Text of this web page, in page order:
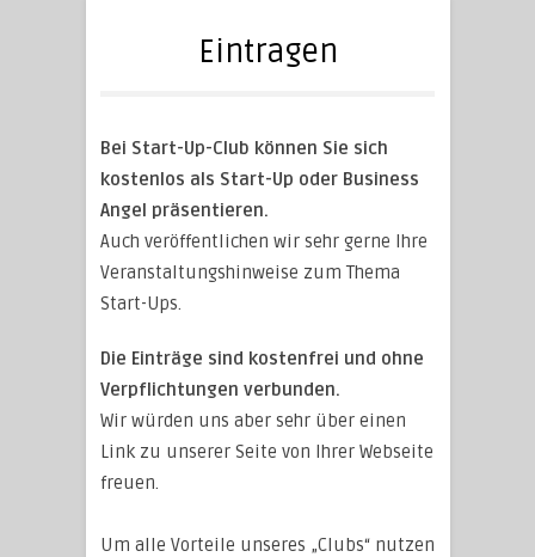
Eintragen
Bei Start-Up-Club können Sie sich
kostenlos als Start-Up oder Business
Angel präsentieren.
Auch veröffentlichen wir sehr gerne Ihre
Veranstaltungshinweise zum Thema
Start-Ups.
Die Einträge sind kostenfrei und ohne
Verpflichtungen verbunden.
Wir würden uns aber sehr über einen
Link zu unserer Seite von Ihrer Webseite
freuen.
Um alle Vorteile unseres „Clubs“ nutzen